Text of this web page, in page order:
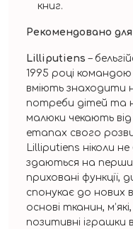
книг.
Рекомендовано для
Lilliputiens –
1995 році
вміють знаходити
потреби дітей та
малюки чекають
етапах свого
Lilliputiens ніколи
здаються на
приховані функції,
спонукає до нових
основі тканин,
позитивні іграшки